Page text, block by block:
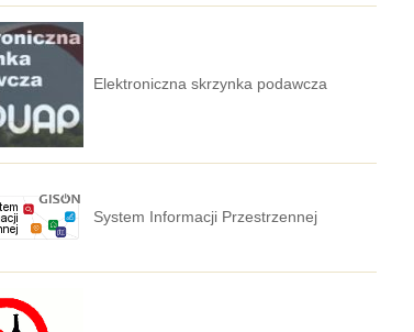
Elektroniczna skrzynka podawcza
System Informacji Przestrzennej